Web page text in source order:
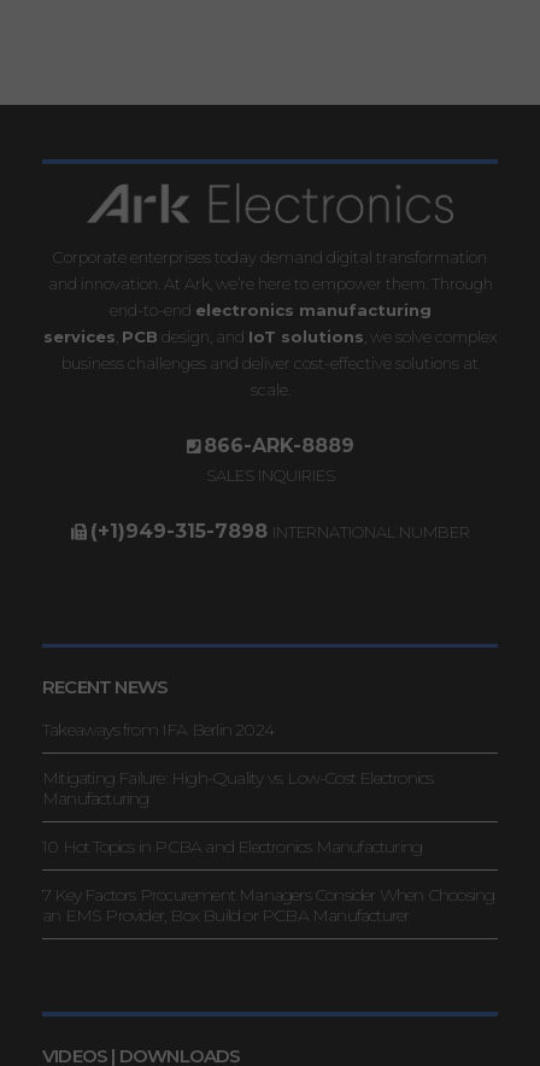
Corporate enterprises today demand digital transformation
and innovation. At Ark, we’re here to empower them. Through
end-to-end electronics manufacturing
services PCB design, and IoT solutions , we solve complex
business challenges and deliver cost-effective solutions at
scale.
866-ARK-8889
SALES INQUIRIES
(+1)949-315-7898 INTERNATIONAL NUMBER
RECENT NEWS
Takeaways from IFA Berlin 2024
Mitigating Failure: High-Quality vs. Low-Cost Electronics
Manufacturing
10 Hot Topics in PCBA and Electronics Manufacturing
7 Key Factors Procurement Managers Consider When Choosing
an EMS Provider, Box Build or PCBA Manufacturer
VIDEOS | DOWNLOADS